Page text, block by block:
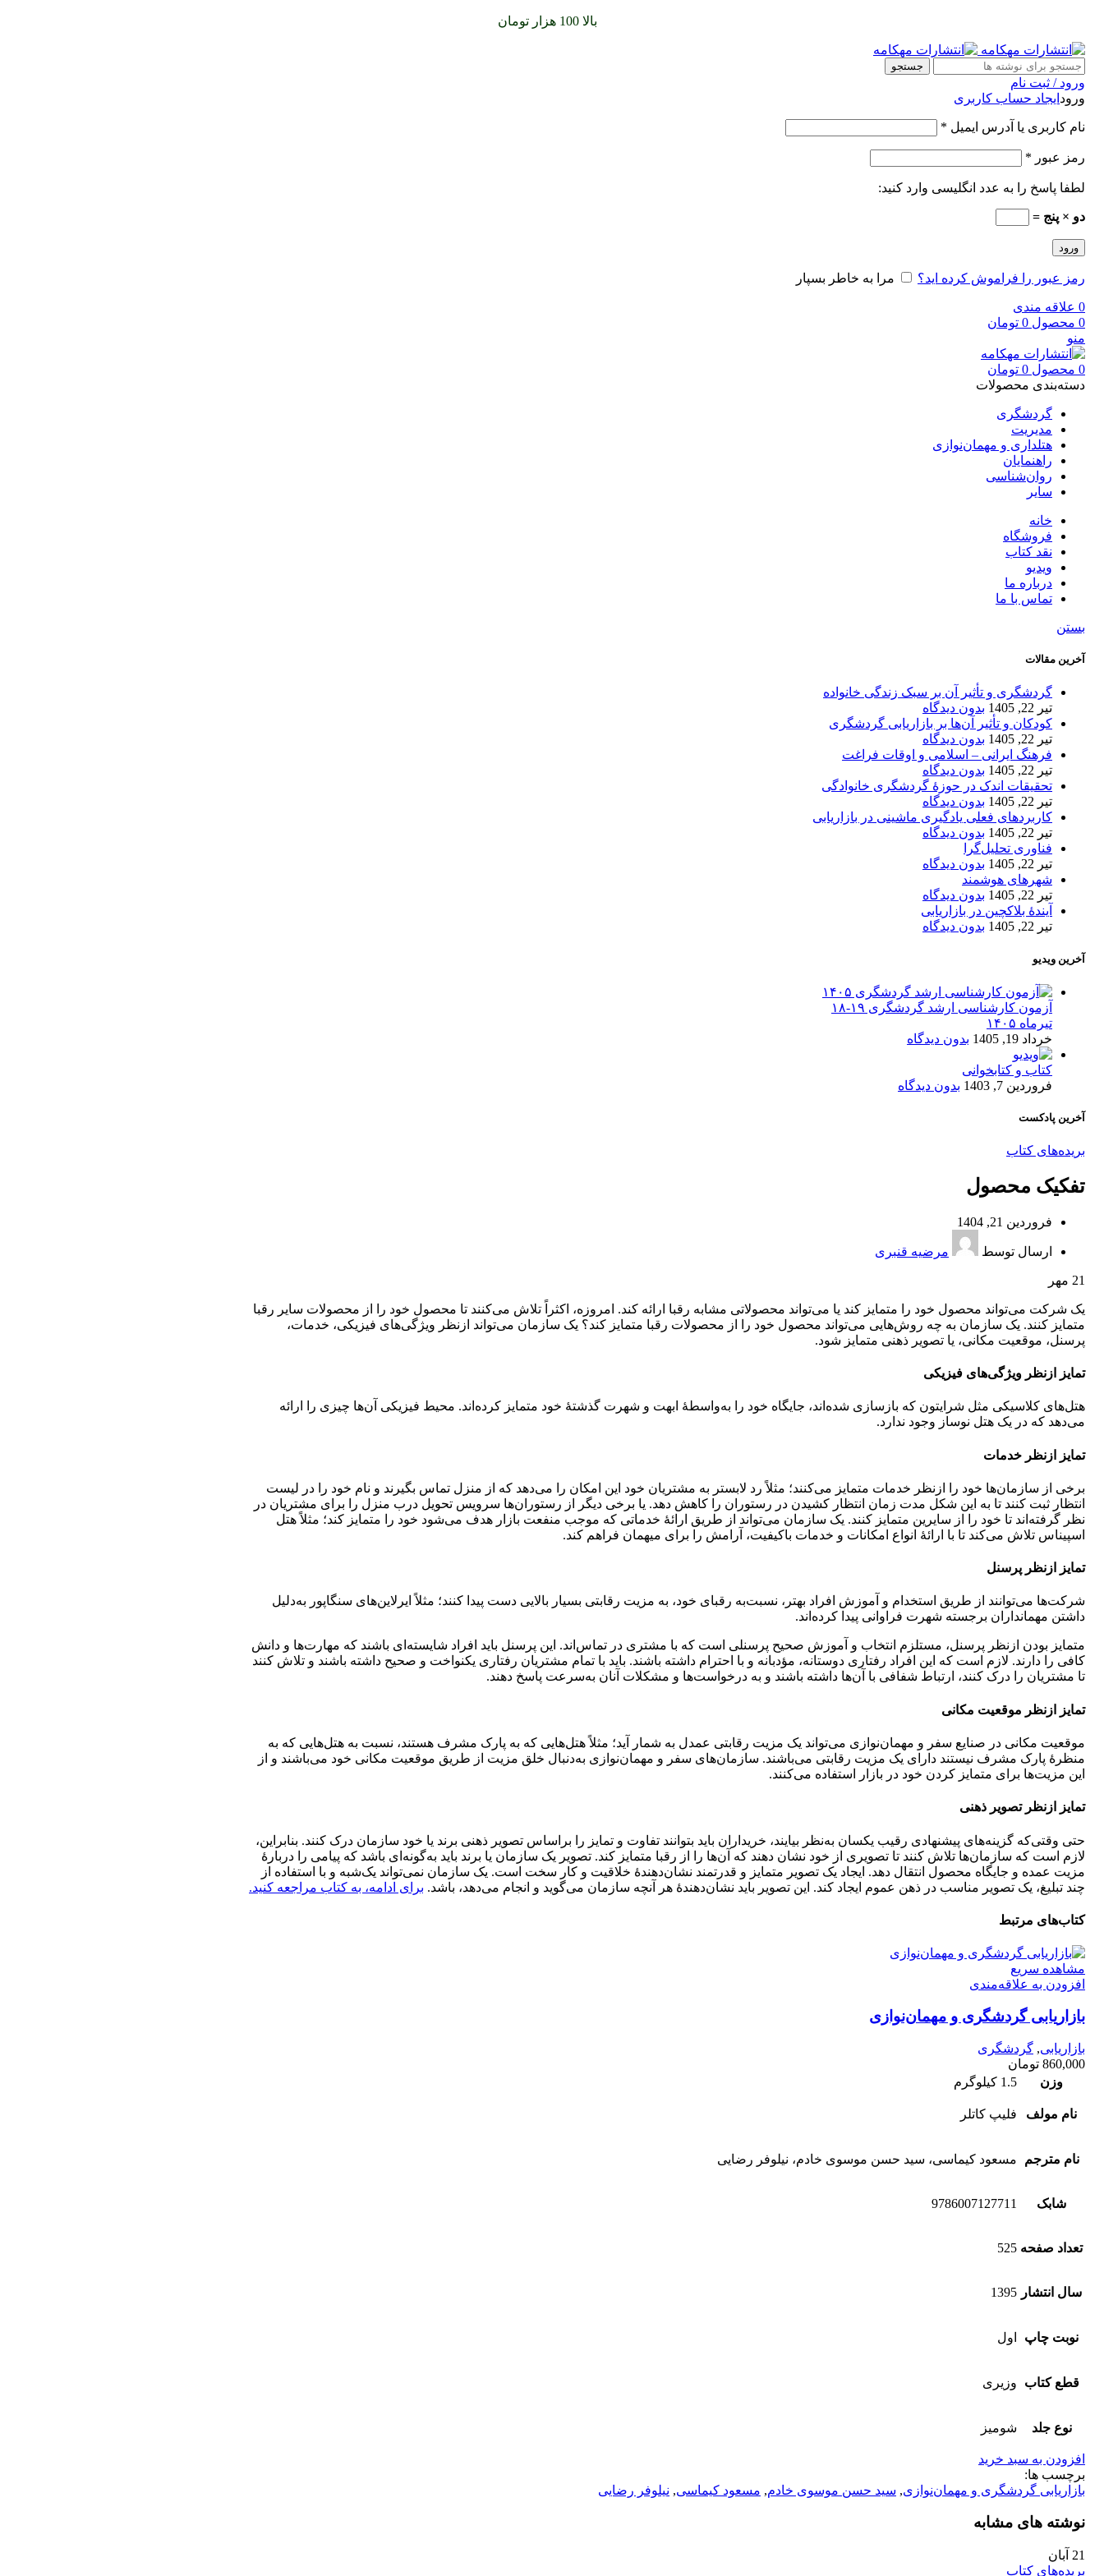
بالا 100 هزار تومان
جستجو
ورود / ثبت نام
ورود ایجاد حساب کاربری
نام کاربری یا آدرس ایمیل *
رمز عبور *
لطفا پاسخ را به عدد انگلیسی وارد کنید:
دو × پنج =
ورود
رمز عبور را فراموش کرده اید؟ مرا به خاطر بسپار
0 علاقه مندی
0 محصول 0 تومان
منو
0 محصول 0 تومان
دسته‌بندی محصولات
گردشگری
مدیریت
هتلداری و مهمان‌نوازی
راهنمایان
روان‌شناسی
سایر
خانه
فروشگاه
نقد کتاب
ویدیو
درباره‌ ما
تماس با ما
بریده‌های کتاب
تفکیک محصول
فروردین 21, 1404
ارسال توسط مرضیه قنبری
21 مهر
یک شرکت می‌تواند محصول خود را متمایز کند یا می‌تواند محصولاتی مشابه رقبا ارائه کند. امروزه، اکثراً تلاش می‌کنند تا محصول خود را از محصولات سایر رقبا
متمایز کنند. یک سازمان به چه روش‌هایی می‌تواند محصول خود را از محصولات رقبا متمایز کند؟ یک سازمان می‌تواند ازنظر ویژگی‌های فیزیکی، خدمات،
پرسنل، موقعیت مکانی، یا تصویر ذهنی متمایز شود.
تمایز ازنظر ویژگی‌های فیزیکی
هتل‌های کلاسیکی مثل شرایتون که بازسازی شده‌اند، جایگاه خود را به‌واسطۀ ابهت و شهرت گذشتۀ خود متمایز کرده‌اند. محیط فیزیکی آن‌ها چیزی را ارائه
می‌دهد که در یک هتل نوساز وجود ندارد.
تمایز ازنظر خدمات
برخی از سازمان‌ها خود را ازنظر خدمات متمایز می‌کنند؛ مثلاً رد لابستر به مشتریان خود این امکان را می‌دهد که از منزل تماس بگیرند و نام خود را در لیست
انتظار ثبت کنند تا به این شکل مدت زمان انتظار کشیدن در رستوران را کاهش دهد. یا برخی دیگر از رستوران‌ها سرویس تحویل درب منزل را برای مشتریان در
نظر گرفته‌اند تا خود را از سایرین متمایز کنند. یک سازمان می‌تواند از طریق ارائۀ خدماتی که موجب منفعت بازار هدف می‌شود خود را متمایز کند؛ مثلاً هتل
اسپیناس تلاش می‌کند تا با ارائۀ انواع امکانات و خدمات باکیفیت، آرامش را برای میهمان فراهم کند.
تمایز ازنظر پرسنل
شرکت‌ها می‌توانند از طریق استخدام و آموزش افراد بهتر، نسبت‌به رقبای خود، به مزیت رقابتی بسیار بالایی دست پیدا کنند؛ مثلاً ایرلاین‌های سنگاپور به‌دلیل
داشتن مهمانداران برجسته شهرت فراوانی پیدا کرده‌اند.
متمایز بودن ازنظر پرسنل، مستلزم انتخاب و آموزش صحیح پرسنلی است که با مشتری در تماس‌اند. این پرسنل باید افراد شایسته‌ای باشند که مهارت‌ها و دانش
کافی را دارند. لازم است که این افراد رفتاری دوستانه، مؤدبانه و با احترام داشته باشند. باید با تمام مشتریان رفتاری یکنواخت و صحیح داشته باشند و تلاش کنند
تا مشتریان را درک کنند، ارتباط شفافی با آن‌ها داشته باشند و به درخواست‌ها و مشکلات آنان به‌سرعت پاسخ دهند.
تمایز ازنظر موقعیت مکانی
موقعیت مکانی در صنایع سفر و مهمان‌نوازی می‌تواند یک مزیت رقابتی عمدل به شمار آید؛ مثلاً هتل‌هایی که به پارک مشرف هستند، نسبت به هتل‌هایی که به
منظرۀ پارک مشرف نیستند دارای یک مزیت رقابتی می‌باشند. سازمان‌های سفر و مهمان‌نوازی به‌دنبال خلق مزیت از طریق موقعیت مکانی خود می‌باشند و از
این مزیت‌ها برای متمایز کردن خود در بازار استفاده می‌کنند.
تمایز ازنظر تصویر ذهنی
حتی وقتی‌که گزینه‌های پیشنهادی رقیب یکسان به‌نظر بیایند، خریداران باید بتوانند تفاوت و تمایز را براساس تصویر ذهنی برند یا خود سازمان درک کنند. بنابراین،
لازم است که سازمان‌ها تلاش کنند تا تصویری از خود نشان دهند که آن‌ها را از رقبا متمایز کند. تصویر یک سازمان یا برند باید به‌گونه‌ای باشد که پیامی را دربارۀ
مزیت عمده و جایگاه محصول انتقال دهد. ایجاد یک تصویر متمایز و قدرتمند نشان‌دهندۀ خلاقیت و کار سخت است. یک سازمان نمی‌تواند یک‌شبه و با استفاده از
چند تبلیغ، یک تصویر مناسب در ذهن عموم ایجاد کند. این تصویر باید نشان‌دهندۀ هر آنچه سازمان می‌گوید و انجام می‌دهد، باشد. برای ادامه، به کتاب مراجعه کنید.
کتاب‌های مرتبط
مشاهده سریع
افزودن به علاقه‌مندی
بازاریابی گردشگری و مهمان‌نوازی
بازاریابی, گردشگری
860,000 تومان
وزن
1.5 کیلوگرم
نام مولف فلیپ کاتلر
نام مترجم مسعود کیماسی، سید حسن موسوی خادم، نیلوفر رضایی
شابک 9786007127711
تعداد صفحه 525
سال انتشار 1395
نوبت چاپ اول
قطع کتاب وزیری
نوع جلد شومیز
افزودن به سبد خرید
برچسب ها:
بازاریابی گردشگری و مهمان‌نوازی, سید حسن موسوی خادم, مسعود کیماسی, نیلوفر رضایی
نوشته های مشابه
21 آبان
بریده‌های کتاب
بستن
آخرین مقالات
گردشگری و تأثیر آن بر سبک زندگی خانواده
تیر 22, 1405
بدون دیدگاه
کودکان و تأثیر آن‌ها بر بازاریابی گردشگری
تیر 22, 1405
بدون دیدگاه
فرهنگ ایرانی – اسلامی و اوقات فراغت
تیر 22, 1405
بدون دیدگاه
تحقیقات اندک در حوزۀ گردشگری خانوادگی
تیر 22, 1405
بدون دیدگاه
کاربردهای فعلی یادگیری ماشینی در بازاریابی
تیر 22, 1405
بدون دیدگاه
فناوری تحلیل‌گرا
تیر 22, 1405
بدون دیدگاه
شهرهای هوشمند
تیر 22, 1405
بدون دیدگاه
آیندۀ بلاکچین در بازاریابی
تیر 22, 1405
بدون دیدگاه
آخرین ویدیو
آزمون کارشناسی ارشد گردشگری ۱۹-۱۸
تیرماه ۱۴۰۵
خرداد 19, 1405
بدون دیدگاه
کتاب و کتابخوانی
فروردین 7, 1403
بدون دیدگاه
آخرین پادکست